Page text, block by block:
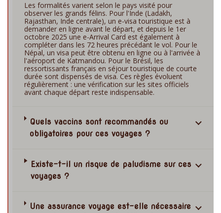
Les formalités varient selon le pays visité pour
observer les grands félins. Pour l'Inde (Ladakh,
Rajasthan, Inde centrale), un e-visa touristique est à
demander en ligne avant le départ, et depuis le 1er
octobre 2025 une e-Arrival Card est également à
compléter dans les 72 heures précédant le vol. Pour le
Népal, un visa peut être obtenu en ligne ou à l'arrivée à
l'aéroport de Katmandou. Pour le Brésil, les
ressortissants français en séjour touristique de courte
durée sont dispensés de visa. Ces règles évoluent
régulièrement : une vérification sur les sites officiels
avant chaque départ reste indispensable.
Quels vaccins sont recommandés ou
obligatoires pour ces voyages ?
Existe-t-il un risque de paludisme sur ces
voyages ?
Une assurance voyage est-elle nécessaire